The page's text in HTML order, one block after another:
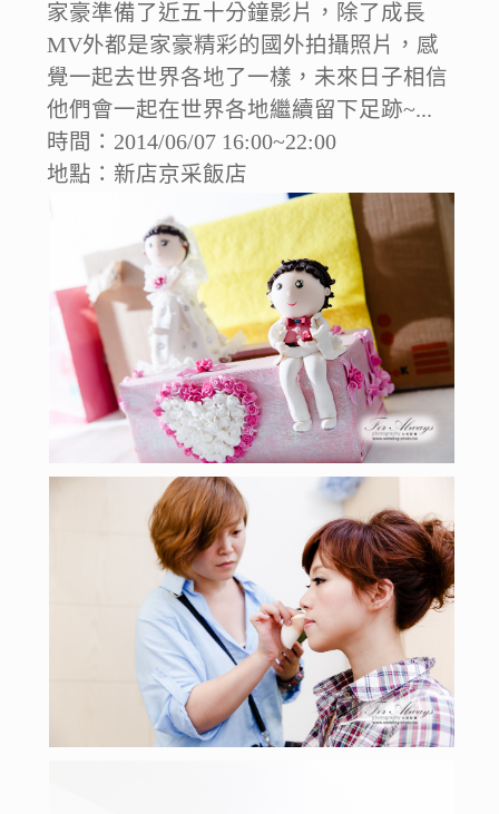
家豪準備了近五十分鐘影片，除了成長
MV外都是家豪精彩的國外拍攝照片，感
覺一起去世界各地了一樣，未來日子相信
他們會一起在世界各地繼續留下足跡~...
時間：2014/06/07 16:00~22:00
地點：新店京采飯店